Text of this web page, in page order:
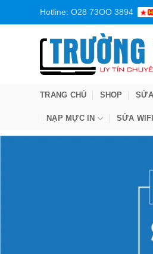
Hotline: O28 73OO 3894
TRANG CHỦ SHOP
NẠP MỰC IN SỬA